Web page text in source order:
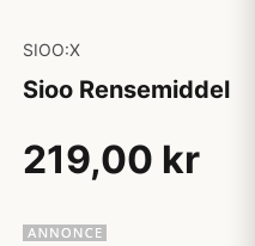
SIOO:X
Sioo Rensemiddel
219,00 kr